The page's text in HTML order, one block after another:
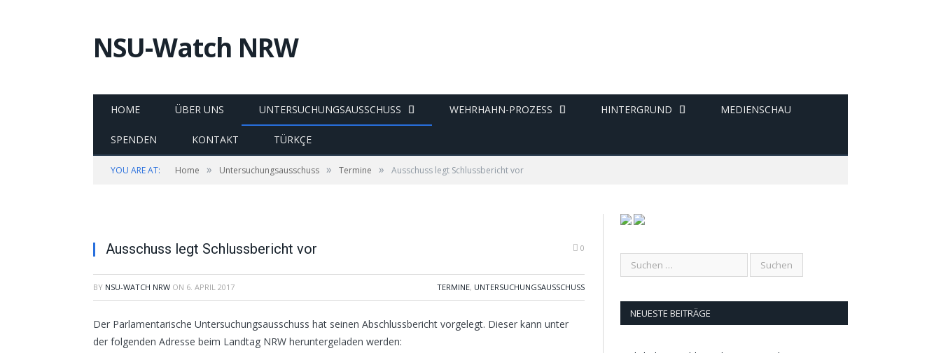
NSU-Watch NRW
HOME ÜBER UNS UNTERSUCHUNGSAUSSCHUSS WEHRHAHN-PROZESS HINTERGRUND MEDIENSCHAU
SPENDEN KONTAKT TÜRKÇE
YOU ARE AT: Home » Untersuchungsausschuss » Termine » Ausschuss legt Schlussbericht vor
Ausschuss legt Schlussbericht vor 0
BY NSU-WATCH NRW ON 6. APRIL 2017 TERMINE, UNTERSUCHUNGSAUSSCHUSS
Der Parlamentarische Untersuchungsausschuss hat seinen Abschlussbericht vorgelegt. Dieser kann unter
der folgenden Adresse beim Landtag NRW heruntergeladen werden:
NEUESTE BEITRÄGE